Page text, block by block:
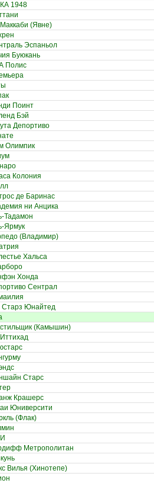
1948
Маккаби (Явне)
Эспаньол
Буюкань
Полис
Поинт
Бэй
Депортиво
Олимпик
Колония
де Баринас
ни Анцика
Тадамон
Ярмук
(Владимир)
Хальса
Хонда
Сентрал
Старз Юнайтед
(Камышин)
Иттихад
Старс
Крашерс
Юниверсити
(Флак)
Метрополитан
Вилья (Хинотепе)